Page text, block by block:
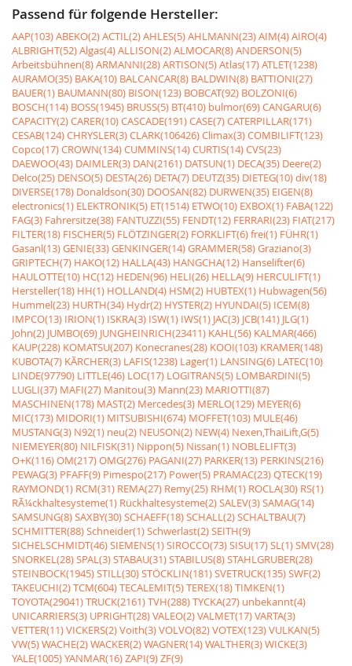
Passend für folgende Hersteller:
AAP(103)ABEKO(2)ACTIL(2)AHLES(5)AHLMANN(23)AIM(4)AIRO(4)
ALBRIGHT(52)Algas(4)ALLISON(2)ALMOCAR(8)ANDERSON(5)
Arbeitsbühnen(8)ARMANNI(28)ARTISON(5)Atlas(17)ATLET(1238)
AURAMO(35) BAKA(10) BALCANCAR(8) BALDWIN(8) BATTIONI(27)
BAUER(1) BAUMANN(80) BISON(123) BOBCAT(92) BOLZONI(6)
BOSCH(114) BOSS(1945) BRUSS(5) BT(410) bulmor(69)CANGARU(6)
CAPACITY(2)CARER(10)CASCADE(191)CASE(7)CATERPILLAR(171)
CESAB(124)CHRYSLER(3)CLARK(106426)Climax(3)COMBILIFT(123)
Copco(17)CROWN(134)CUMMINS(14)CURTIS(14)CVS(23)
DAEWOO(43) DAIMLER(3) DAN(2161) DATSUN(1) DECA(35) Deere(2)
Delco(25) DENSO(5) DESTA(26) DETA(7) DEUTZ(35) DIETEG(10)div(18)
DIVERSE(178) Donaldson(30) DOOSAN(82) DURWEN(35) EIGEN(8)
electronics(1) ELEKTRONIK(5) ET(1514) ETWO(10) EXBOX(1) FABA(122)
FAG(3) Fahrersitze(38) FANTUZZI(55) FENDT(12) FERRARI(23) FIAT(217)
FILTER(18) FISCHER(5) FLÖTZINGER(2) FORKLIFT(6)frei(1) FÜHR(1)
Gasanl(13)GENIE(33)GENKINGER(14)GRAMMER(58)Graziano(3)
GRIPTECH(7) HAKO(12) HALLA(43) HANGCHA(12) Hanselifter(6)
HAULOTTE(10) HC(12) HEDEN(96) HELI(26) HELLA(9) HERCULIFT(1)
Hersteller(18) HH(1) HOLLAND(4) HSM(2) HUBTEX(1) Hubwagen(56)
Hummel(23) HURTH(34) Hydr(2) HYSTER(2) HYUNDAI(5) ICEM(8)
IMPCO(13) IRION(1) ISKRA(3) ISW(1) IWS(1) JAC(3) JCB(141) JLG(1)
John(2) JUMBO(69) JUNGHEINRICH(23411) KAHL(56) KALMAR(466)
KAUP(228) KOMATSU(207) Konecranes(28) KOOI(103) KRAMER(148)
KUBOTA(7) KÃRCHER(3) LAFIS(1238) Lager(1) LANSING(6) LATEC(10)
LINDE(97790) LITTLE(46) LOC(17) LOGITRANS(5) LOMBARDINI(5)
LUGLI(37) MAFI(27) Manitou(3) Mann(23) MARIOTTI(87)
MASCHINEN(178) MAST(2) Mercedes(3) MERLO(129) MEYER(6)
MIC(173) MIDORI(1) MITSUBISHI(674) MOFFET(103) MULE(46)
MUSTANG(3) N92(1) neu(2) NEUSON(2) NEW(4) Nexen,ThaiLift,G(5)
NIEMEYER(80) NILFISK(31) Nippon(5) Nissan(1) NOBLELIFT(3)
O+K(116)OM(217)OMG(276) PAGANI(27) PARKER(13) PERKINS(216)
PEWAG(3) PFAFF(9) Pimespo(217) Power(5) PRAMAC(23)QTECK(19)
RAYMOND(1) RCM(31) REMA(27) Remy(25) RHM(1) ROCLA(30) RS(1)
RÃ¼ckhaltesysteme(1) Rückhaltesysteme(2)SALEV(3)SAMAG(14)
SAMSUNG(8)SAXBY(30)SCHAEFF(18)SCHALL(2)SCHALTBAU(7)
SCHMITTER(88)Schneider(1)Schwerlast(2)SEITH(9)
SICHELSCHMIDT(46)SIEMENS(1)SIROCCO(73)SISU(17)SL(1)SMV(28)
SNORKEL(28)SPAL(3)STABAU(31)STABILUS(8)STAHLGRUBER(28)
STEINBOCK(1945)STILL(30)STÖCKLIN(181)SVETRUCK(135)SWF(2)
TAKEUCHI(2)TCM(604)TECALEMIT(5)TEREX(18)TIMKEN(1)
TOYOTA(29041)TRUCK(2161)TVH(288)TYCKA(27) unbekannt(4)
UNICARRIERS(3) UPRIGHT(28)VALEO(2)VALMET(17)VARTA(3)
VETTER(11)VICKERS(2)Voith(3)VOLVO(82)VOTEX(123)VULKAN(5)
VW(5)WACHE(2)WACKER(2)WAGNER(14)WALTHER(3)WICKE(3)
YALE(1005)YANMAR(16)ZAPI(9)ZF(9)